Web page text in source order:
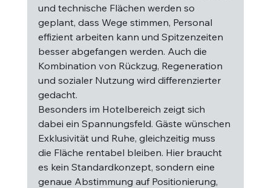
und technische Flächen werden so
geplant, dass Wege stimmen, Personal
effizient arbeiten kann und Spitzenzeiten
besser abgefangen werden. Auch die
Kombination von Rückzug, Regeneration
und sozialer Nutzung wird differenzierter
gedacht.
Besonders im Hotelbereich zeigt sich
dabei ein Spannungsfeld. Gäste wünschen
Exklusivität und Ruhe, gleichzeitig muss
die Fläche rentabel bleiben. Hier braucht
es kein Standardkonzept, sondern eine
genaue Abstimmung auf Positionierung,